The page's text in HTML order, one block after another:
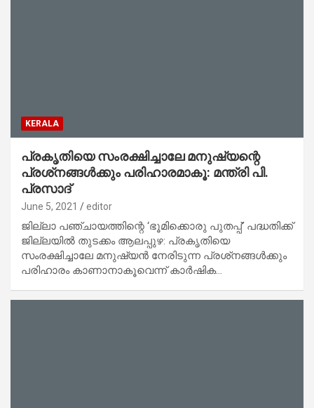
KERALA
പ്രകൃതിയെ സംരക്ഷിച്ചാലേ മനുഷ്യന്റെ
പ്രശ്‌നങ്ങൾക്കും പരിഹാരമാകൂ: മന്ത്രി പി.
പ്രസാദ്
June 5, 2021 editor
ജില്ലാ പഞ്ചായത്തിന്റെ ‘ഭൂമിക്കൊരു പുതപ്പ്’ പദ്ധതിക്ക്
ജില്ലയിൽ തുടക്കം ആലപ്പുഴ: പ്രകൃതിയെ
സംരക്ഷിച്ചാലേ മനുഷ്യൻ നേരിടുന്ന പ്രശ്‌നങ്ങൾക്കും
പരിഹാരം കാണാനാകൂവെന്ന് കാർഷിക…